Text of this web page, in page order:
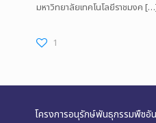
มหาวิทยาลัยเทคโนโลยีราชมงค
1
โครงการอนุรักษ์พันธุกรรมพืชอั